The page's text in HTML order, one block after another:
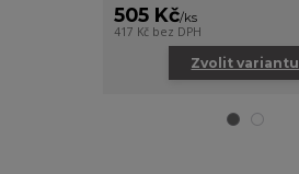
505 Kč/ks
417 Kč bez DPH
Zvolit variantu